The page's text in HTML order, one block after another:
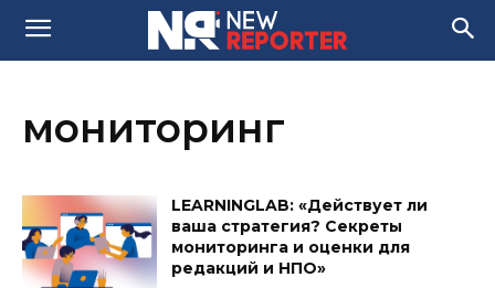
мониторинг
LEARNINGLAB: «Действует ли
ваша стратегия? Секреты
мониторинга и оценки для
редакций и НПО»